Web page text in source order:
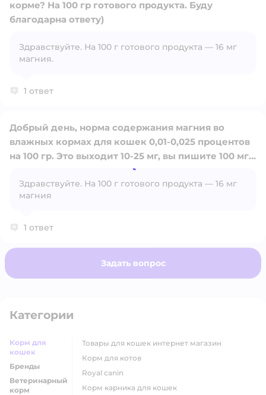
Открыть вопрос
корме? На 100 гр готового продукта. Буду
благодарна ответу)
Здравствуйте. На 100 г готового продукта — 16 мг
магния.
1 ответ
Открыть вопрос
Добрый день, норма содержания магния во
влажных кормах для кошек 0,01-0,025 процентов
на 100 гр. Это выходит 10-25 мг, вы пишите 100 мг в
предыдущем ответе Это превышение минимум в
4 раза. Хотелось бы получить корректный ответ
на вопрос, а также уточнить содержание магния
Спасибо!
Здравствуйте. На 100 г готового продукта — 16 мг
магния
1 ответ
Задать вопрос
Категории
Корм для
кошек
Бренды
Ветеринарный
корм
товары для кошек интернет магазин
корм для котов
royal canin
корм карника для кошек